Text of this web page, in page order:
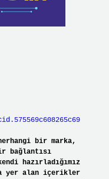
bir marka,
bağlantısı
hazırladığımız
yer alan içerikler